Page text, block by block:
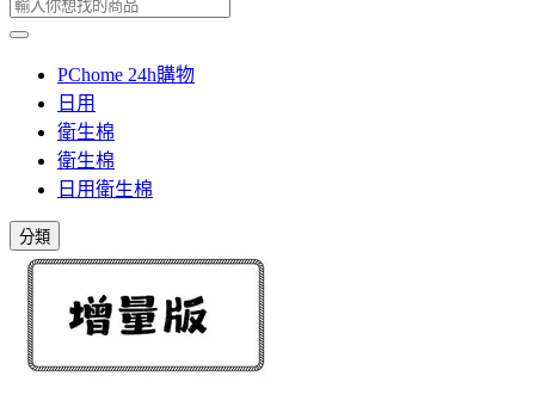
PChome 24h購物
日用
衛生棉
衛生棉
日用衛生棉
分類